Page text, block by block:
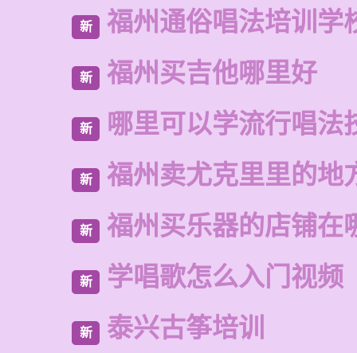
新 福州通俗唱法培训学
新 福州买吉他哪里好
新 哪里可以学流行唱法
新 福州卖尤克里里的地
新 福州买乐器的店铺在
新 学唱歌怎么入门视频
新 泰兴古筝培训